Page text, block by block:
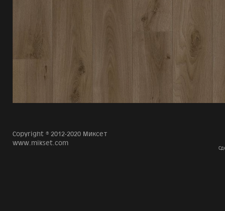
Copyright © 2012-2020 Миксет
www.mikset.com